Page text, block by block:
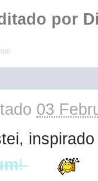
por
03
!